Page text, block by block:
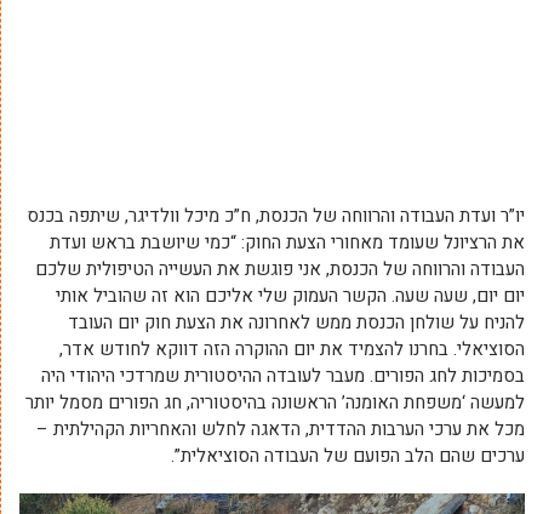
יו”ר ועדת העבודה והרווחה של הכנסת, ח”כ מיכל וולדיגר, שיתפה בכנס
את הרציונל שעומד מאחורי הצעת החוק: “כמי שיושבת בראש ועדת
העבודה והרווחה של הכנסת, אני פוגשת את העשייה הטיפולית שלכם
יום יום, שעה שעה. הקשר העמוק שלי אליכם הוא זה שהוביל אותי
להניח על שולחן הכנסת ממש לאחרונה את הצעת חוק יום העובד
הסוציאלי. בחרנו להצמיד את יום ההוקרה הזה דווקא לחודש אדר,
בסמיכות לחג הפורים. מעבר לעובדה ההיסטורית שמרדכי היהודי היה
למעשה ‘משפחת האומנה’ הראשונה בהיסטוריה, חג הפורים מסמל יותר
מכל את ערכי הערבות ההדדית, הדאגה לחלש והאחריות הקהילתית –
ערכים שהם הלב הפועם של העבודה הסוציאלית”.